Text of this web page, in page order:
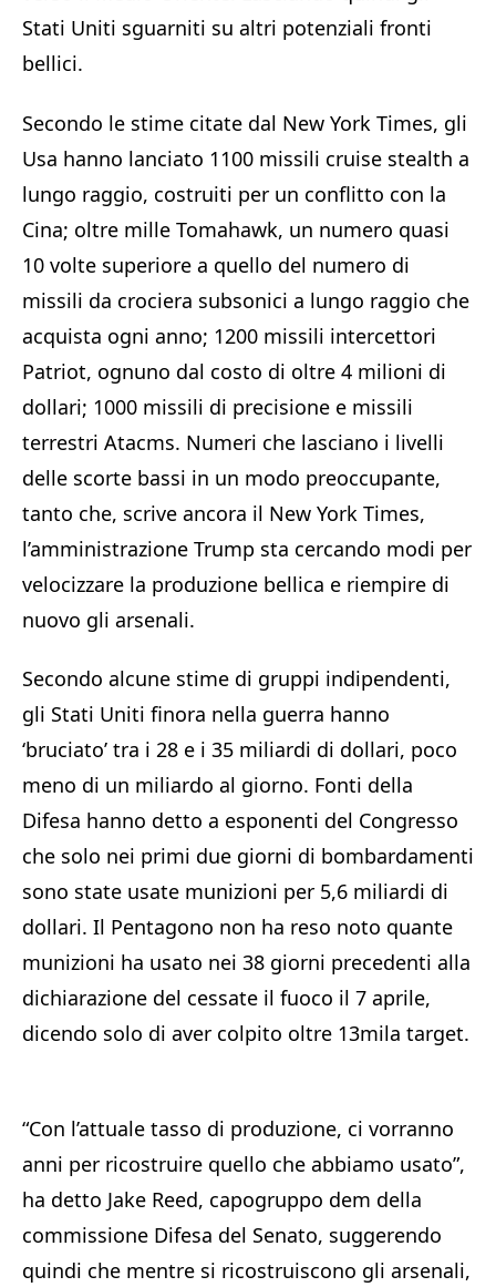
Stati Uniti sguarniti su altri potenziali fronti
bellici.
Secondo le stime citate dal New York Times, gli
Usa hanno lanciato 1100 missili cruise stealth a
lungo raggio, costruiti per un conflitto con la
Cina; oltre mille Tomahawk, un numero quasi
10 volte superiore a quello del numero di
missili da crociera subsonici a lungo raggio che
acquista ogni anno; 1200 missili intercettori
Patriot, ognuno dal costo di oltre 4 milioni di
dollari; 1000 missili di precisione e missili
terrestri Atacms. Numeri che lasciano i livelli
delle scorte bassi in un modo preoccupante,
tanto che, scrive ancora il New York Times,
l’amministrazione Trump sta cercando modi per
velocizzare la produzione bellica e riempire di
nuovo gli arsenali.
Secondo alcune stime di gruppi indipendenti,
gli Stati Uniti finora nella guerra hanno
‘bruciato’ tra i 28 e i 35 miliardi di dollari, poco
meno di un miliardo al giorno. Fonti della
Difesa hanno detto a esponenti del Congresso
che solo nei primi due giorni di bombardamenti
sono state usate munizioni per 5,6 miliardi di
dollari. Il Pentagono non ha reso noto quante
munizioni ha usato nei 38 giorni precedenti alla
dichiarazione del cessate il fuoco il 7 aprile,
dicendo solo di aver colpito oltre 13mila target.
“Con l’attuale tasso di produzione, ci vorranno
anni per ricostruire quello che abbiamo usato”,
ha detto Jake Reed, capogruppo dem della
commissione Difesa del Senato, suggerendo
quindi che mentre si ricostruiscono gli arsenali,